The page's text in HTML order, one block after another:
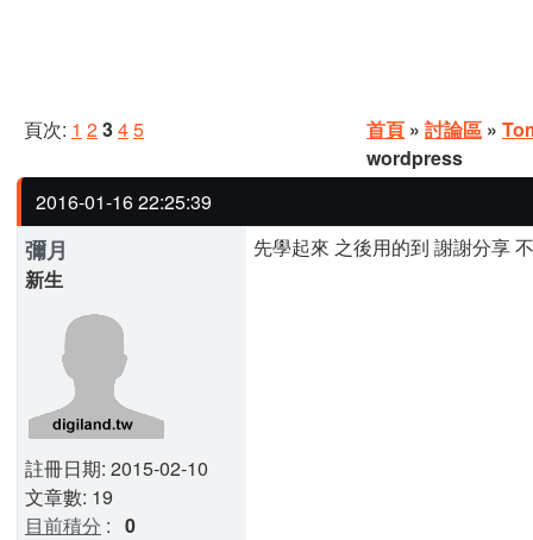
頁次: 1 2345 首頁 » 討論區 »
wordpress
2016-01-16 22:25:39
彌月
新生
註冊日期: 2015-02-10
文章數: 19
目前積分 : 0
先學起來 之後用的到 謝謝分享